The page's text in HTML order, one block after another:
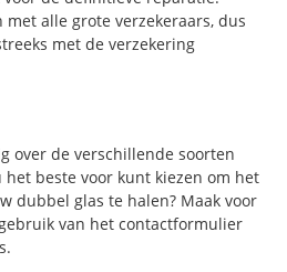
alle grote verzekeraars, dus
met de verzekering
over de verschillende soorten
beste voor kunt kiezen om het
dubbel glas te halen? Maak voor
van het contactformulier